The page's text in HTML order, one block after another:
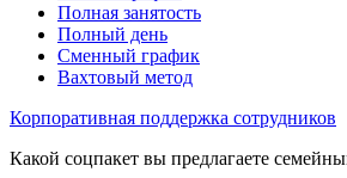
Полная занятость
Полный день
Сменный график
Вахтовый метод
Корпоративная поддержка сотрудников
Какой соцпакет вы предлагаете